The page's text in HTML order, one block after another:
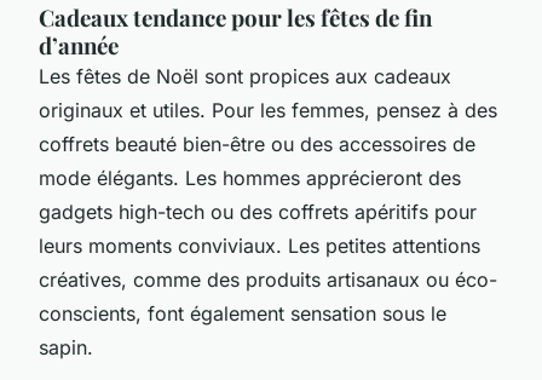
Cadeaux tendance pour les fêtes de fin
d’année
Les fêtes de Noël sont propices aux cadeaux
originaux et utiles. Pour les femmes, pensez à des
coffrets beauté bien-être ou des accessoires de
mode élégants. Les hommes apprécieront des
gadgets high-tech ou des coffrets apéritifs pour
leurs moments conviviaux. Les petites attentions
créatives, comme des produits artisanaux ou éco-
conscients, font également sensation sous le
sapin.